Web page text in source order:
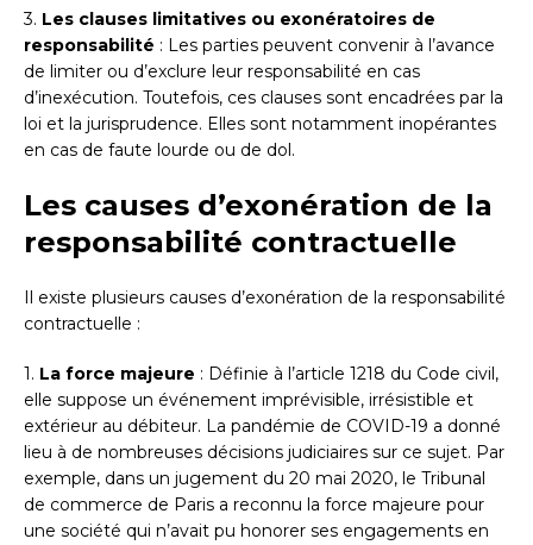
3. Les clauses limitatives ou exonératoires de
responsabilité : Les parties peuvent convenir à l’avance
de limiter ou d’exclure leur responsabilité en cas
d’inexécution. Toutefois, ces clauses sont encadrées par la
loi et la jurisprudence. Elles sont notamment inopérantes
en cas de faute lourde ou de dol.
Les causes d’exonération de la
responsabilité contractuelle
Il existe plusieurs causes d’exonération de la responsabilité
contractuelle :
1. La force majeure : Définie à l’article 1218 du Code civil,
elle suppose un événement imprévisible, irrésistible et
extérieur au débiteur. La pandémie de COVID-19 a donné
lieu à de nombreuses décisions judiciaires sur ce sujet. Par
exemple, dans un jugement du 20 mai 2020, le Tribunal
de commerce de Paris a reconnu la force majeure pour
une société qui n’avait pu honorer ses engagements en